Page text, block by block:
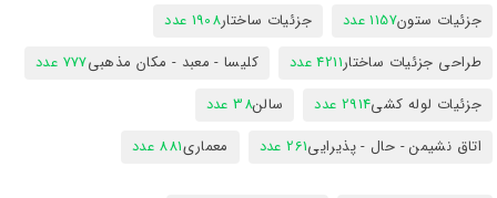
جزئیات ستون1157 عدد جزئیات ساختار1908 عدد
طراحی جزئیات ساختار4211 عدد کلیسا - معبد - مکان مذهبی777 عدد
جزئیات لوله کشی2914 عدد سالن38 عدد
اتاق نشیمن - حال - پذیرایی261 عدد معماری881 عدد